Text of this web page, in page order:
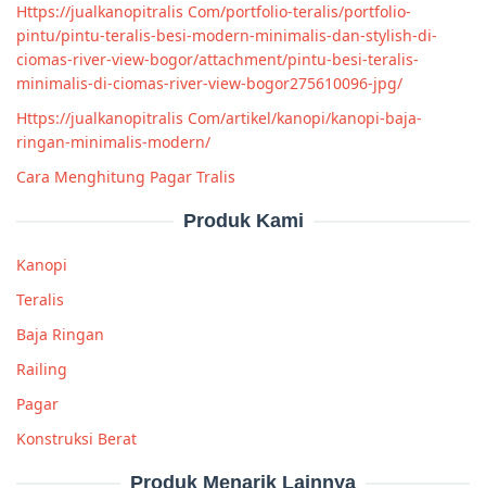
Https://jualkanopitralis Com/portfolio-teralis/portfolio-
pintu/pintu-teralis-besi-modern-minimalis-dan-stylish-di-
ciomas-river-view-bogor/attachment/pintu-besi-teralis-
minimalis-di-ciomas-river-view-bogor275610096-jpg/
Https://jualkanopitralis Com/artikel/kanopi/kanopi-baja-
ringan-minimalis-modern/
Cara Menghitung Pagar Tralis
Produk Kami
Kanopi
Teralis
Baja Ringan
Railing
Pagar
Konstruksi Berat
Produk Menarik Lainnya